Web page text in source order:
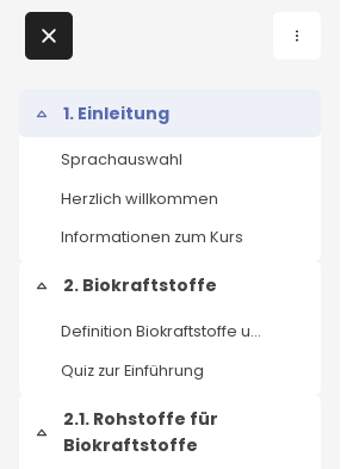
Home
Courses
My courses
Collapse
1. Einleitung
Sprachauswahl
Herzlich willkommen
Informationen zum Kurs
Collapse
2. Biokraftstoffe
Definition Biokraftstoffe und fortschrittliche Biokraftstoffe
Quiz zur Einführung
Collapse
2.1. Rohstoffe für
Biokraftstoffe
Skip to - Close